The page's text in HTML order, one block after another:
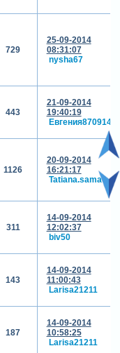
729
25-09-2014
08:31:07
nysha67
443
21-09-2014
19:40:19
Евгения870914
1126
20-09-2014
16:21:17
Tatiana.sama
311
14-09-2014
12:02:37
biv50
143
14-09-2014
11:00:43
Larisa21211
187
14-09-2014
10:58:25
Larisa21211